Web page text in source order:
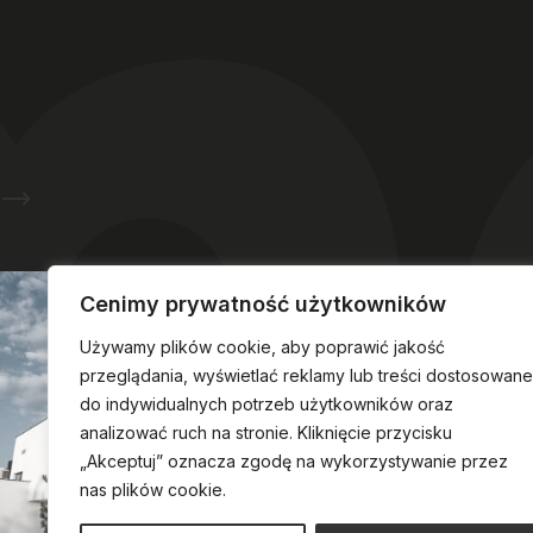
Cenimy prywatność użytkowników
Używamy plików cookie, aby poprawić jakość
przeglądania, wyświetlać reklamy lub treści dostosowane
do indywidualnych potrzeb użytkowników oraz
analizować ruch na stronie. Kliknięcie przycisku
„Akceptuj” oznacza zgodę na wykorzystywanie przez
nas plików cookie.